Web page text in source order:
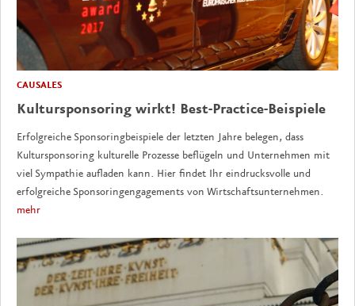
CAUSALES
Kultursponsoring wirkt! Best-Practice-Beispiele
Erfolgreiche Sponsoringbeispiele der letzten Jahre belegen, dass
Kultursponsoring kulturelle Prozesse beflügeln und Unternehmen mit
viel Sympathie aufladen kann. Hier findet Ihr eindrucksvolle und
erfolgreiche Sponsoringengagements von Wirtschaftsunternehmen.
mehr